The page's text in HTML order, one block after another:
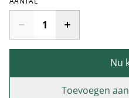
Nu
Toevoegen